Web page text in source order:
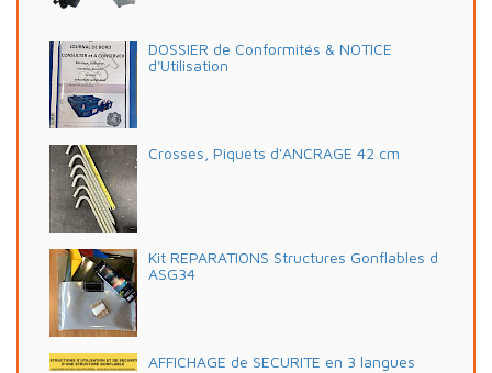
DOSSIER de Conformités & NOTICE
d'Utilisation
Crosses, Piquets d'ANCRAGE 42 cm
Kit REPARATIONS Structures Gonflables d
ASG34
AFFICHAGE de SECURITE en 3 langues